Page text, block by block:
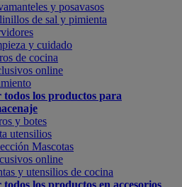
y posavasos
de sal y pimienta
y cuidado
de cocina
online
todos los productos para
y botes
utensilios
Mascotas
online
y utensilios de cocina
todos los productos en accesorios